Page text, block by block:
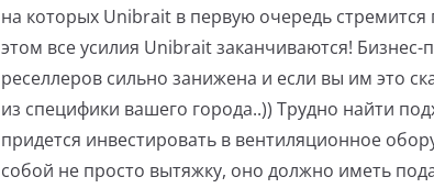
на которых Unibrait в первую очередь
этом все усилия Unibrait заканчиваются!
реселлеров сильно занижена и если вы им это
из специфики вашего города..)) Трудно найти
придется инвестировать в вентиляционное
собой не просто вытяжку, оно должно иметь